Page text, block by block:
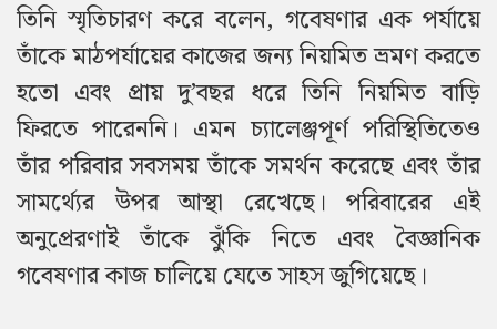
তিনি স্মৃতিচারণ করে বলেন, গবেষণার এক পর্যায়ে
তাঁকে মাঠপর্যায়ের কাজের জন্য নিয়মিত ভ্রমণ করতে
হতো এবং প্রায় দু’বছর ধরে তিনি নিয়মিত বাড়ি
ফিরতে পারেননি। এমন চ্যালেঞ্জপূর্ণ পরিস্থিতিতেও
তাঁর পরিবার সবসময় তাঁকে সমর্থন করেছে এবং তাঁর
সামর্থ্যের উপর আস্থা রেখেছে। পরিবারের এই
অনুপ্রেরণাই তাঁকে ঝুঁকি নিতে এবং বৈজ্ঞানিক
গবেষণার কাজ চালিয়ে যেতে সাহস জুগিয়েছে।